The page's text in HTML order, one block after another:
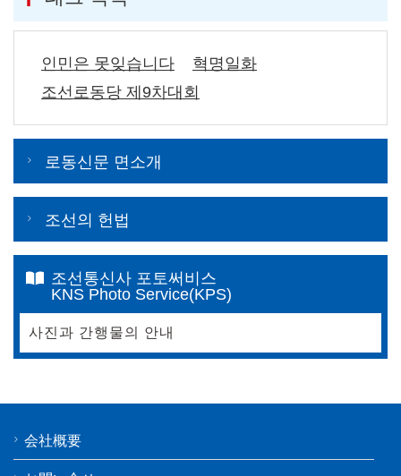
인민은 못잊습니다
혁명일화
조선로동당 제9차대회
로동신문 면소개
조선의 헌법
조선통신사 포토써비스
KNS Photo Service(KPS)
사진과 간행물의 안내
会社概要